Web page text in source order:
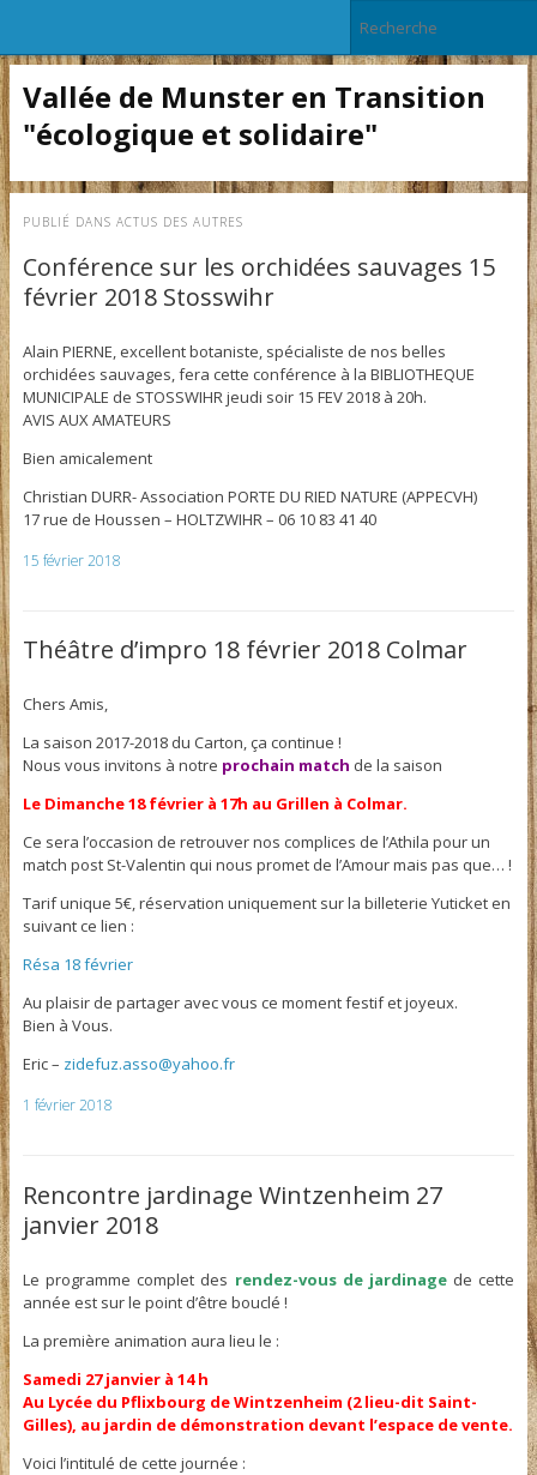
Vallée de Munster en Transition
"écologique et solidaire"
PUBLIÉ DANS ACTUS DES AUTRES
Conférence sur les orchidées sauvages 15
février 2018 Stosswihr
Alain PIERNE, excellent botaniste, spécialiste de nos belles
orchidées sauvages, fera cette conférence à la BIBLIOTHEQUE
MUNICIPALE de STOSSWIHR jeudi soir 15 FEV 2018 à 20h.
AVIS AUX AMATEURS
Bien amicalement
Christian DURR- Association PORTE DU RIED NATURE (APPECVH)
17 rue de Houssen – HOLTZWIHR – 06 10 83 41 40
15 février 2018
Théâtre d’impro 18 février 2018 Colmar
Chers Amis,
La saison 2017-2018 du Carton, ça continue !
Nous vous invitons à notre prochain match de la saison
Le Dimanche 18 février à 17h au Grillen à Colmar.
Ce sera l’occasion de retrouver nos complices de l’Athila pour un
match post St-Valentin qui nous promet de l’Amour mais pas que… !
Tarif unique 5€, réservation uniquement sur la billeterie Yuticket en
suivant ce lien :
Résa 18 février
Au plaisir de partager avec vous ce moment festif et joyeux.
Bien à Vous.
Eric – zidefuz.asso@yahoo.fr
1 février 2018
Rencontre jardinage Wintzenheim 27
janvier 2018
Le programme complet des rendez-vous de jardinagede cette
année est sur le point d’être bouclé !
La première animation aura lieu le :
Samedi 27 janvier à 14 h
Au Lycée du Pflixbourg de Wintzenheim (2 lieu-dit Saint-
Gilles), au jardin de démonstration devant l’espace de vente.
Voici l’intitulé de cette journée :